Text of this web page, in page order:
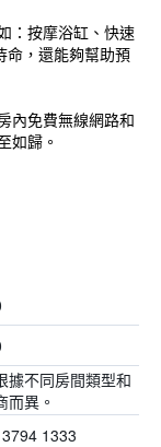
：按摩浴缸、快速
命，還能夠幫助預
內免費無線網路和
如歸。
據不同房間類型和
而異。
1333